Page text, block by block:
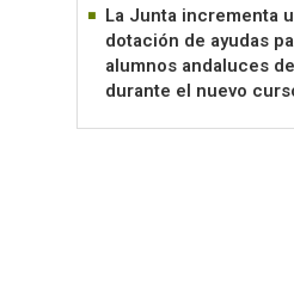
La Junta incrementa
dotación de ayudas
alumnos andaluces
durante el nuevo